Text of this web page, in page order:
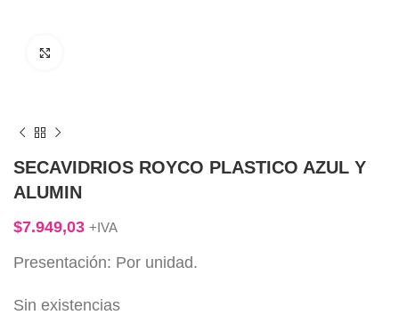
SECAVIDRIOS ROYCO PLASTICO AZUL Y
ALUMIN
$7.949,03 +IVA
Presentación: Por unidad.
Sin existencias